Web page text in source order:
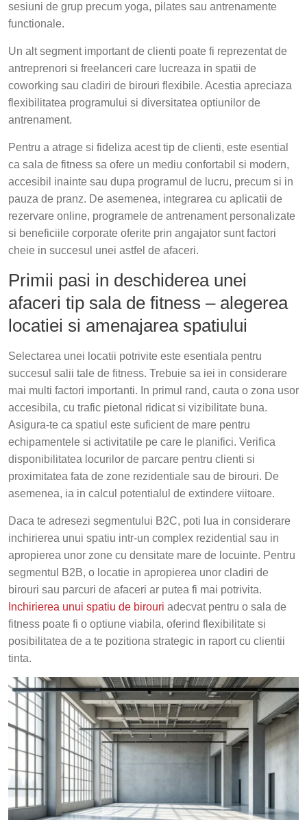
sesiuni de grup precum yoga, pilates sau antrenamente
functionale.
Un alt segment important de clienti poate fi reprezentat de
antreprenori si freelanceri care lucreaza in spatii de
coworking sau cladiri de birouri flexibile. Acestia apreciaza
flexibilitatea programului si diversitatea optiunilor de
antrenament.
Pentru a atrage si fideliza acest tip de clienti, este esential
ca sala de fitness sa ofere un mediu confortabil si modern,
accesibil inainte sau dupa programul de lucru, precum si in
pauza de pranz. De asemenea, integrarea cu aplicatii de
rezervare online, programele de antrenament personalizate
si beneficiile corporate oferite prin angajator sunt factori
cheie in succesul unei astfel de afaceri.
Primii pasi in deschiderea unei
afaceri tip sala de fitness – alegerea
locatiei si amenajarea spatiului
Selectarea unei locatii potrivite este esentiala pentru
succesul salii tale de fitness. Trebuie sa iei in considerare
mai multi factori importanti. In primul rand, cauta o zona usor
accesibila, cu trafic pietonal ridicat si vizibilitate buna.
Asigura-te ca spatiul este suficient de mare pentru
echipamentele si activitatile pe care le planifici. Verifica
disponibilitatea locurilor de parcare pentru clienti si
proximitatea fata de zone rezidentiale sau de birouri. De
asemenea, ia in calcul potentialul de extindere viitoare.
Daca te adresezi segmentului B2C, poti lua in considerare
inchirierea unui spatiu intr-un complex rezidential sau in
apropierea unor zone cu densitate mare de locuinte. Pentru
segmentul B2B, o locatie in apropierea unor cladiri de
birouri sau parcuri de afaceri ar putea fi mai potrivita.
Inchirierea unui spatiu de birouri adecvat pentru o sala de
fitness poate fi o optiune viabila, oferind flexibilitate si
posibilitatea de a te pozitiona strategic in raport cu clientii
tinta.